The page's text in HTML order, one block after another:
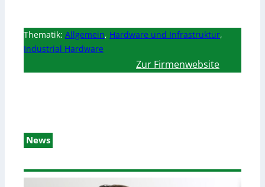
Thematik: Allgemein, Hardware und Infrastruktur,
Industrial Hardware
Zur Firmenwebsite
News